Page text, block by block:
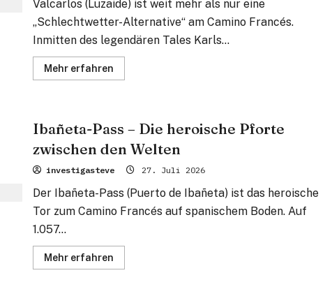
Valcarlos (Luzaide) ist weit mehr als nur eine
„Schlechtwetter-Alternative“ am Camino Francés.
Inmitten des legendären Tales Karls...
Mehr erfahrenMehr
Informationen
grüne
Refugium
im
Schatten
Karls
des
Ibañeta-Pass – Die heroische Pforte
zwischen den Welten
investigasteve 27. Juli 2026
Der Ibañeta-Pass (Puerto de Ibañeta) ist das heroische
Tor zum Camino Francés auf spanischem Boden. Auf
1.057...
Mehr erfahrenMehr
Informationen